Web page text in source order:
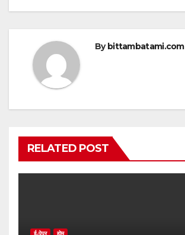
k
Bybittambatami.com
RELATED POST
ई-पेपर होम